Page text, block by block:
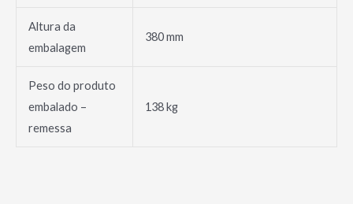
Altura da
embalagem
380 mm
Peso do produto
embalado –
remessa
138 kg